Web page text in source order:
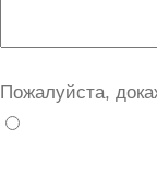
Пожалуйста,